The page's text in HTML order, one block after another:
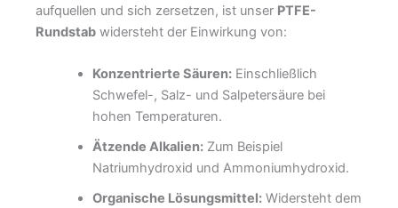
aufquellen und sich zersetzen, ist unser PTFE-
Rundstab widersteht der Einwirkung von:
Konzentrierte Säuren:Einschließlich
Schwefel-, Salz- und Salpetersäure bei
hohen Temperaturen.
Ätzende Alkalien:Zum Beispiel
Natriumhydroxid und Ammoniumhydroxid.
Organische Lösungsmittel:Widersteht dem